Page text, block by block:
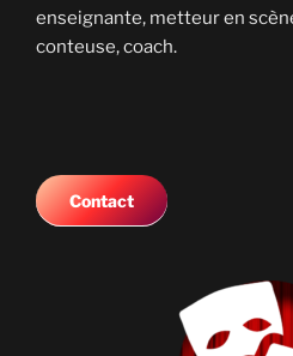
enseignante, metteur en
conteuse, coach.
Contact